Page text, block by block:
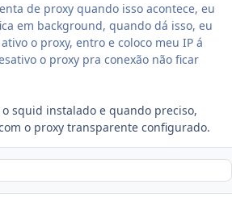
de proxy quando isso acontece, eu
em background, quando dá isso, eu
o proxy, entro e coloco meu IP á
o proxy pra conexão não ficar
o squid instalado e quando preciso,
o proxy transparente configurado.